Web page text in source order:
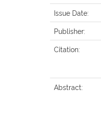
Issue Date:
Publisher:
Citation:
Abstract: